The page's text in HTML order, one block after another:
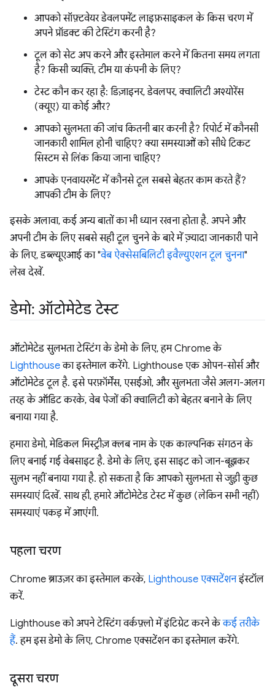
आपको सॉफ़्टवेयर डेवलपमेंट लाइफ़साइकल के किस चरण में
अपने प्रॉडक्ट की टेस्टिंग करनी है?
टूल को सेट अप करने और इस्तेमाल करने में कितना समय लगता
है? किसी व्यक्ति, टीम या कंपनी के लिए?
टेस्ट कौन कर रहा है: डिज़ाइनर, डेवलपर, क्वालिटी अश्योरेंस
(क्यूए) या कोई और?
आपको सुलभता की जांच कितनी बार करनी है? रिपोर्ट में कौनसी
जानकारी शामिल होनी चाहिए? क्या समस्याओं को सीधे टिकट
सिस्टम से लिंक किया जाना चाहिए?
आपके एनवायरमेंट में कौनसे टूल सबसे बेहतर काम करते हैं?
आपकी टीम के लिए?
इसके अलावा, कई अन्य बातों का भी ध्यान रखना होता है. अपने और
अपनी टीम के लिए सबसे सही टूल चुनने के बारे में ज़्यादा जानकारी पाने
के लिए, डब्ल्यूएआई का "वेब ऐक्सेसबिलिटी इवैल्युएशन टूल चुनना"
लेख देखें.
डेमो: ऑटोमेटेड टेस्ट
ऑटोमेटेड सुलभता टेस्टिंग के डेमो के लिए, हम Chrome के
Lighthouseका इस्तेमाल करेंगे. Lighthouse एक ओपन-सोर्स और
ऑटोमेटेड टूल है. इसे परफ़ॉर्मेंस, एसईओ, और सुलभता जैसे अलग-अलग
तरह के ऑडिट करके, वेब पेजों की क्वालिटी को बेहतर बनाने के लिए
बनाया गया है.
हमारा डेमो, मेडिकल मिस्ट्रीज़ क्लब नाम के एक काल्पनिक संगठन के
लिए बनाई गई वेबसाइट है. डेमो के लिए, इस साइट को जान-बूझकर
सुलभ नहीं बनाया गया है. हो सकता है कि आपको सुलभता से जुड़ी कुछ
समस्याएं दिखें. साथ ही, हमारे ऑटोमेटेड टेस्ट में कुछ (लेकिन सभी नहीं)
समस्याएं पकड़ में आएंगी.
पहला चरण
Chrome ब्राउज़र का इस्तेमाल करके, Lighthouse एक्सटेंशनइंस्टॉल
करें.
Lighthouse को अपने टेस्टिंग वर्कफ़्लो में इंटिग्रेट करने केकई तरीके
हैं. हम इस डेमो के लिए, Chrome एक्सटेंशन का इस्तेमाल करेंगे.
दूसरा चरण